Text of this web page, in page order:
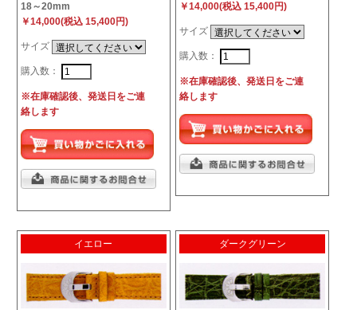
18～20mm
￥14,000(税込 15,400円)
サイズ
購入数：
※在庫確認後、発送日をご連
絡します
￥14,000(税込 15,400円)
サイズ
購入数：
※在庫確認後、発送日をご連
絡します
イエロー ダークグリーン